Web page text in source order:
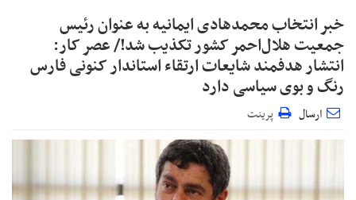
خبر انتخاب محمدهادی ایمانیه به عنوان رئیس
جمعیت هلال‌احمر کشور تکذیب شد!/ عصر کار:
انتشار هدفمند شایعات ارتقاء استاندار کنونی فارس
رنگ و بوی سیاسی دارد
ارسال پرینت